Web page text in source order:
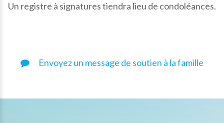
Un registre à signatures tiendra lieu de condoléances.
Envoyez un message de soutien à la famille